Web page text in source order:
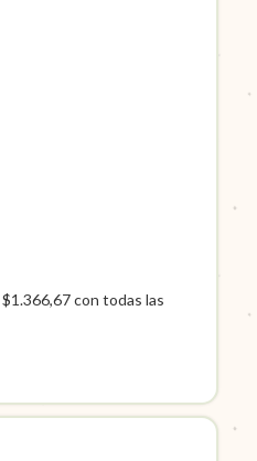
$1.366,67con todas las